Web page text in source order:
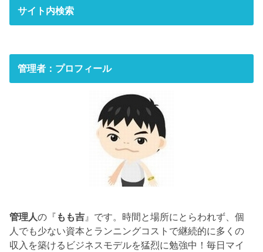
サイト内検索
管理者：プロフィール
管理人の『 もも吉 』です。時間と場所にとらわれず、個
人でも少ない資本とランニングコストで継続的に多くの
収入を築けるビジネスモデルを猛烈に勉強中！毎日マイ